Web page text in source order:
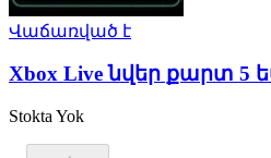
Վաճառված է
Xbox Live նվեր քարտ 5
Stokta Yok